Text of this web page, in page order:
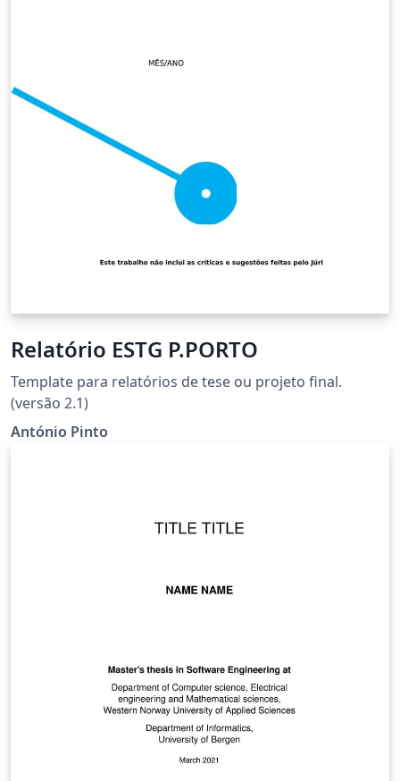
Relatório ESTG P.PORTO
Template para relatórios de tese ou projeto final.
(versão 2.1)
António Pinto